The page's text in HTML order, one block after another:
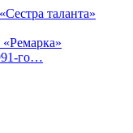
таланта»
го…